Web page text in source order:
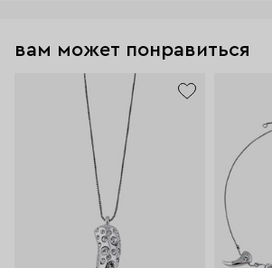
вам может понравиться